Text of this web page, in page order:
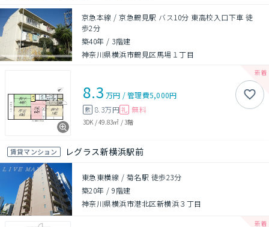
京急本線 / 京急鶴見駅 バス10分 東高校入口下車 徒
歩2分
築40年 / 3階建
神奈川県横浜市鶴見区馬場１丁目
8.3 万円 /管理費5,000円
敷 8.3万円 礼 無料
3DK /49.83㎡ /3階
賃貸マンション レグラス新横浜駅前
東急東横線 / 菊名駅 徒歩23分
築20年 /9階建
神奈川県横浜市港北区新横浜３丁目